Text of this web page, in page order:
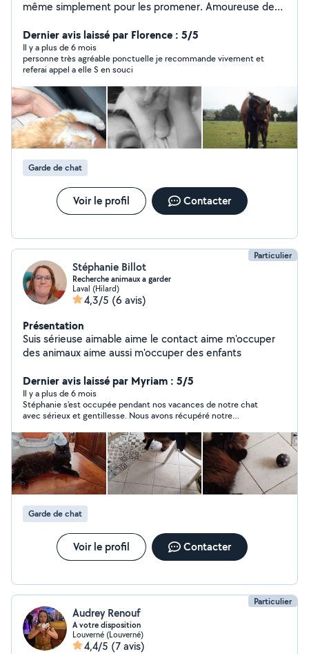
même simplement pour les promener. Amoureuse des
de poils Je me propose également pour de la garde
d'enfants. J'ai 5ans et demi d'expériences dans la petite
enfance. Crèche, écoles maternelles / primaires,
animation. C'est un bonheur de travailler avec les
enfants. Je suis aussi disponible pour garder un oeil sur
votre appartement/maison pendant votre absence.
Dernier avis laissé par Florence : 5/5
Il y a plus de 6 mois
personne très agréable ponctuelle je recommande vivement et
referai appel a elle S en souci
Garde de chat
Voir le profil Contacter
Particulier
Stéphanie Billot
Recherche animaux a garder
Laval (Hilard)
4,3/5 (6 avis)
Présentation
Suis sérieuse aimable aime le contact aime m'occuper
des animaux aime aussi m'occuper des enfants
Dernier avis laissé par Myriam : 5/5
Il y a plus de 6 mois
Stéphanie s'est occupée pendant nos vacances de notre chat
avec sérieux et gentillesse. Nous avons récupéré notre
Garde de chat
Voir le profil Contacter
Particulier
Audrey Renouf
A votre disposition
Louverné (Louverné)
4,4/5 (7 avis)